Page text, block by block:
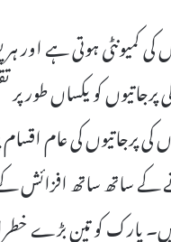
کی کمیونٹی ہوتی ہے اور
کو یکساں طور پر
کی پرجاتیوں کی عام
کے ساتھ ساتھ افزائش
پارک کو تین بڑے